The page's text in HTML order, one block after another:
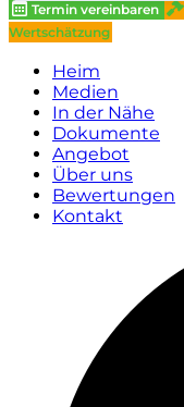
Termin vereinbaren
Wertschätzung
Heim
Medien
In der Nähe
Dokumente
Angebot
Über uns
Bewertungen
Kontakt